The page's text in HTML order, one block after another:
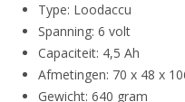
Type: Loodaccu
Spanning: 6 volt
Capaciteit: 4,5 Ah
Afmetingen: 70 x 48 x
Gewicht: 640 gram